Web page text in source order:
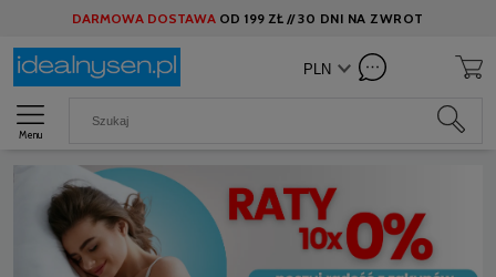
DARMOWA DOSTAWA OD 199 ZŁ //30 DNI NA ZWROT
Menu